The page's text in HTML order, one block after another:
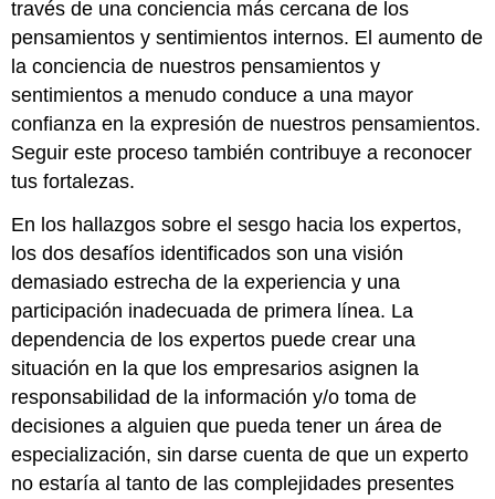
través de una conciencia más cercana de los
pensamientos y sentimientos internos. El aumento de
la conciencia de nuestros pensamientos y
sentimientos a menudo conduce a una mayor
confianza en la expresión de nuestros pensamientos.
Seguir este proceso también contribuye a reconocer
tus fortalezas.
En los hallazgos sobre el sesgo hacia los expertos,
los dos desafíos identificados son una visión
demasiado estrecha de la experiencia y una
participación inadecuada de primera línea. La
dependencia de los expertos puede crear una
situación en la que los empresarios asignen la
responsabilidad de la información y/o toma de
decisiones a alguien que pueda tener un área de
especialización, sin darse cuenta de que un experto
no estaría al tanto de las complejidades presentes